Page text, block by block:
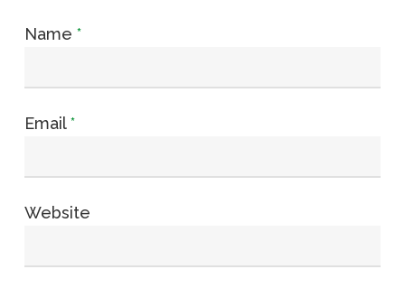
Name *
Email*
Website